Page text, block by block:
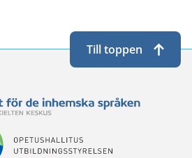
Till toppen